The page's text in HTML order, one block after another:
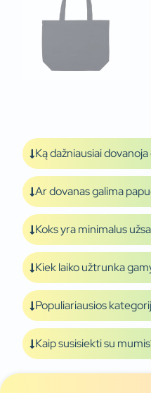
Ką dažniausiai
Ar dovanas galima
Koks yra minimalus
Kiek laiko užtrunka
Populiariausios
Kaip susisiekti su